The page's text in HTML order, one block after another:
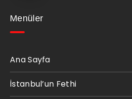
Menüler
Ana Sayfa
İstanbul’un Fethi